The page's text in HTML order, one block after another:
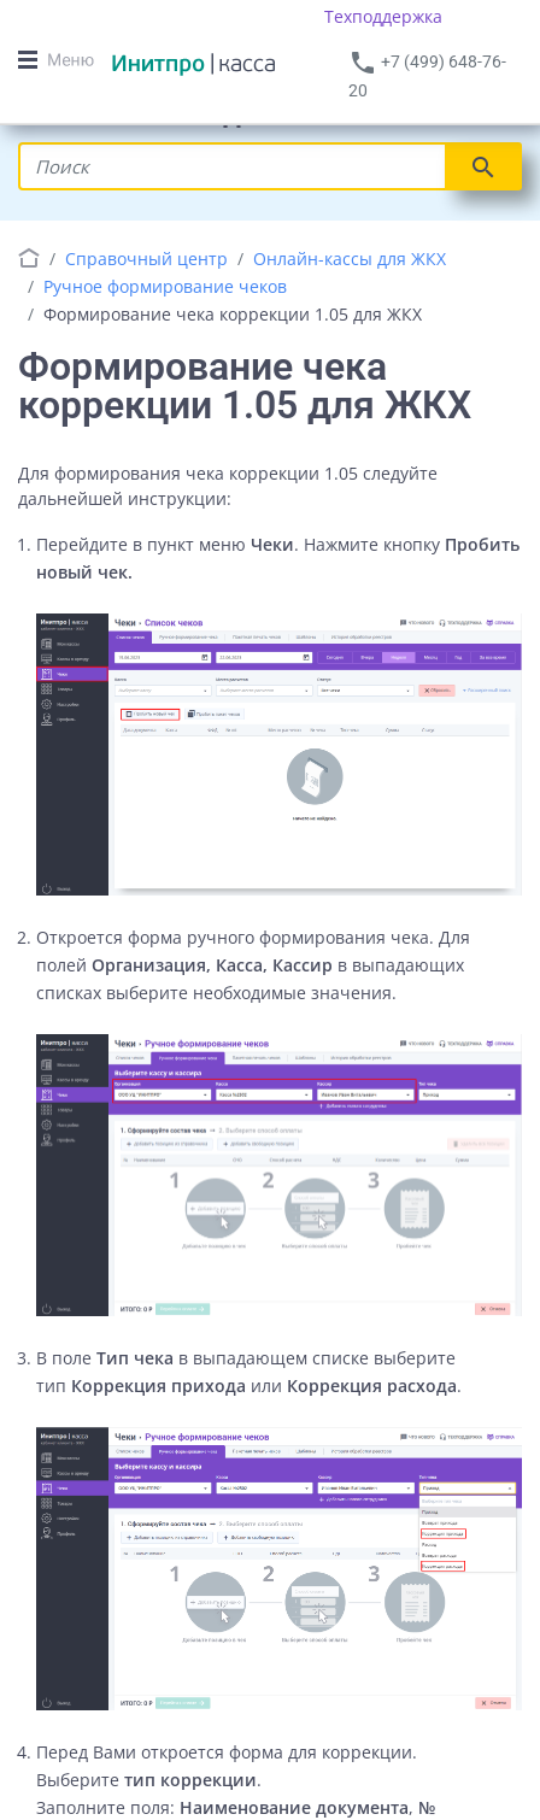
Техподдержка
phone +7 (499) 648-76-
20
search
Справочный центр
Онлайн-кассы для ЖКХ
Ручное формирование чеков
Формирование чека коррекции 1.05 для ЖКХ
Формирование чека
коррекции 1.05 для ЖКХ
Для формирования чека коррекции 1.05 следуйте
дальнейшей инструкции:
Перейдите в пункт меню Чеки. Нажмите кнопку Пробить
новый чек.
Откроется форма ручного формирования чека. Для
полей Организация, Касса, Кассир в выпадающих
списках выберите необходимые значения.
В поле Тип чека в выпадающем списке выберите
тип Коррекция прихода или Коррекция расхода.
Перед Вами откроется форма для коррекции.
Выберите тип коррекции.
Заполните поля: Наименование документа, №